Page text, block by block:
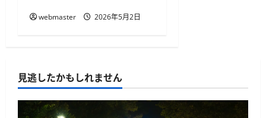
webmaster 2026年5月2日
見逃したかもしれません